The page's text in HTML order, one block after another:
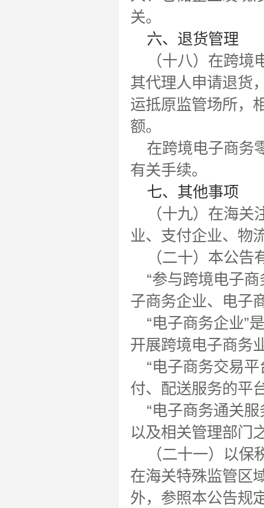
关。
六、退货管理
（十八）在跨
其代理人申请退货
运抵原监管场所，
额。
在跨境电子商务
有关手续。
七、其他事项
（十九）在海
业、支付企业、物
（二十）本公
“参与跨境电子
子商务企业、电子
“电子商务企业”
开展跨境电子商务
“电子商务交易
付、配送服务的平
“电子商务通关
以及相关管理部门
（二十一）以
在海关特殊监管区
外，参照本公告规